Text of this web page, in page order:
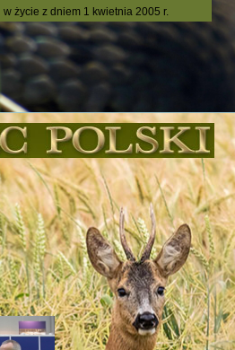
życie z dniem 1 kwietnia 2005 r.